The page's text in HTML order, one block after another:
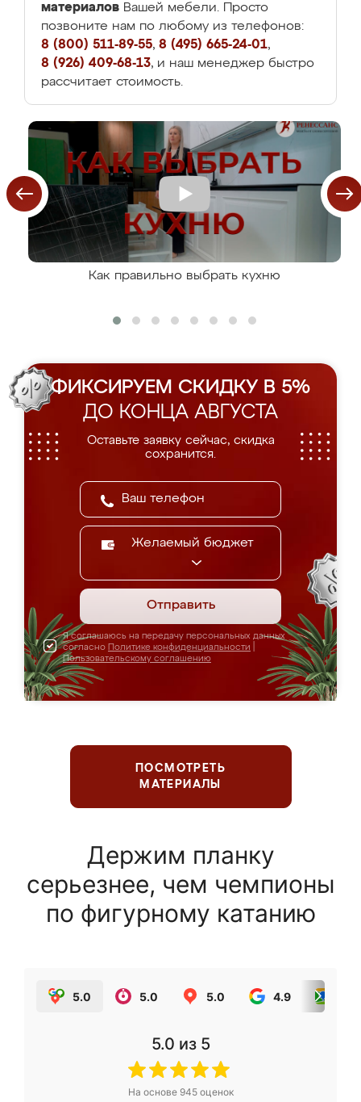
материалов Вашей мебели. Просто
позвоните нам по любому из телефонов:
8 (800) 511-89-55, 8 (495) 665-24-01,
8 (926) 409-68-13, и наш менеджер быстро
рассчитает стоимость.
Как правильно выбрать кухню
ФИКСИРУЕМ СКИДКУ В 5%
ДО КОНЦА АВГУСТА
Оставьте заявку сейчас, скидка
сохранится.
Желаемый бюджет
Отправить
Я соглашаюсь на передачу персональных данных
согласно Политике конфиденциальности
Пользовательскому соглашению
ПОСМОТРЕТЬ
МАТЕРИАЛЫ
Держим планку
серьезнее, чем чемпионы
по фигурному катанию
5.0 5.0 5.0 4.9
5.0 из 5
На основе 945оценок